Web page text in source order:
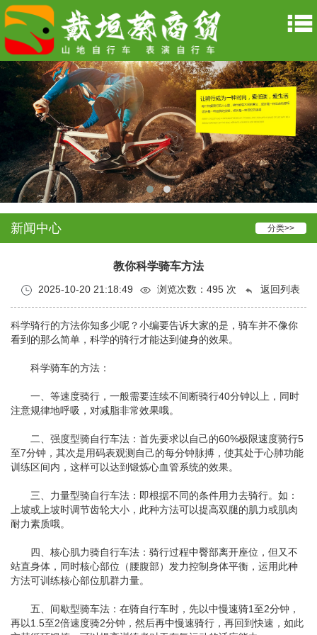
新闻中心 分类>>
教你科学骑车方法
2025-10-20 21:18:49 浏览次数： 495 次 返回列表
科学骑行的方法你知多少呢？小编要告诉大家的是，骑车并不像你
看到的那么简单，科学的骑行才能达到健身的效果。
科学骑车的方法：
一、等速度骑行，一般需要连续不间断骑行40分钟以上，同时
注意规律地呼吸，对减脂非常效果哦。
二、强度型骑自行车法：首先要求以自己的60%极限速度骑行5
至7分钟，其次是用码表观测自己的每分钟脉搏，使其处于心肺功能
训练区间内，这样可以达到锻炼心血管系统的效果。
三、力量型骑自行车法：即根据不同的条件用力去骑行。如：
上坡或上坡时调节齿轮大小，此种方法可以提高双腿的肌力或肌肉
耐力素质哦。
四、核心肌力骑自行车法：骑行过程中臀部离开座位，但又不
站直身体，同时核心部位（腰腹部）发力控制身体平衡，运用此种
方法可训练核心部位肌群力量。
五、间歇型骑车法：在骑自行车时，先以中慢速骑1至2分钟，
再以1.5至2倍速度骑2分钟，然后再中慢速骑行，再回到快速，如此